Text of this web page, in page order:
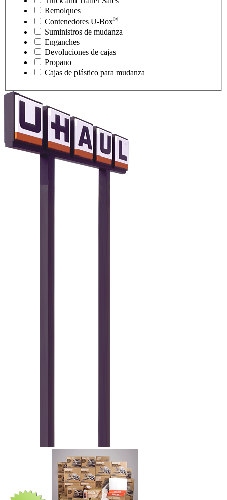
Remolques
Contenedores U-Box®
Suministros de mudanza
Enganches
Devoluciones de cajas
Propano
Cajas de plástico para mudanza